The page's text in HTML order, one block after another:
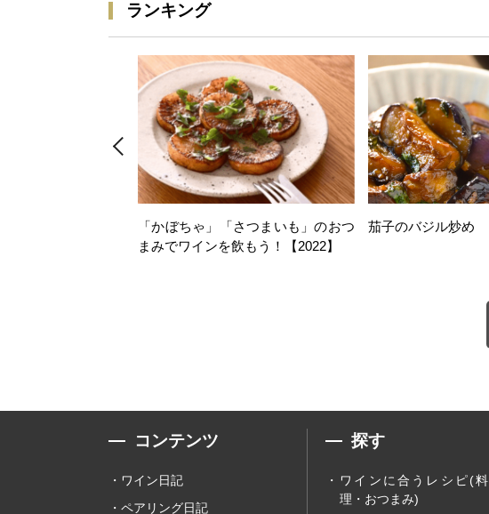
ランキング
「かぼちゃ」「さつまいも」のおつ
まみでワインを飲もう！【2022】
茄子のバジル炒め
コンテンツ
ワイン日記
ペアリング日記
探す
ワインに合うレシピ(料
理・おつまみ)